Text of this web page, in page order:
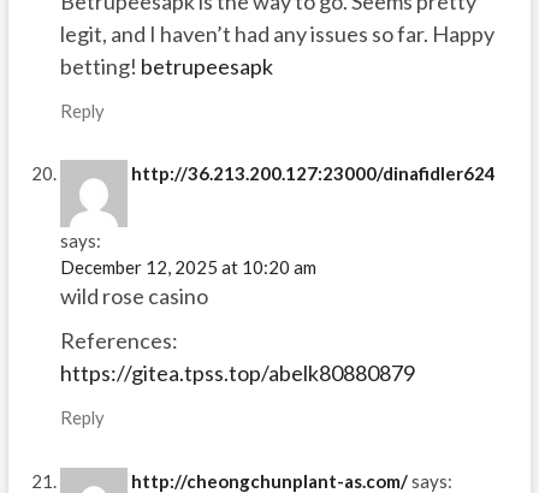
legit, and I haven’t had any issues so far. Happy
betting! betrupeesapk
Reply
http://36.213.200.127:23000/dinafidler624
says:
December 12, 2025 at 10:20 am
wild rose casino
References:
https://gitea.tpss.top/abelk80880879
Reply
http://cheongchunplant-as.com/says: